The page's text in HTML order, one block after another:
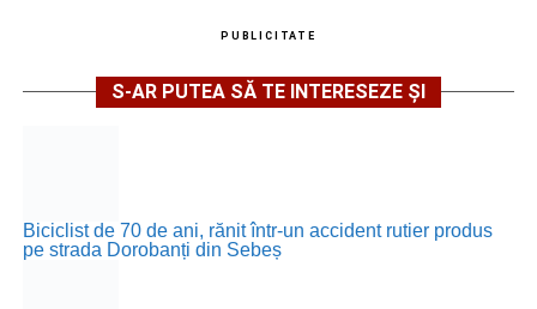
PUBLICITATE
S-AR PUTEA SĂ TE INTERESEZE ȘI
Biciclist de 70 de ani, rănit într-un accident rutier produs
pe strada Dorobanți din Sebeș